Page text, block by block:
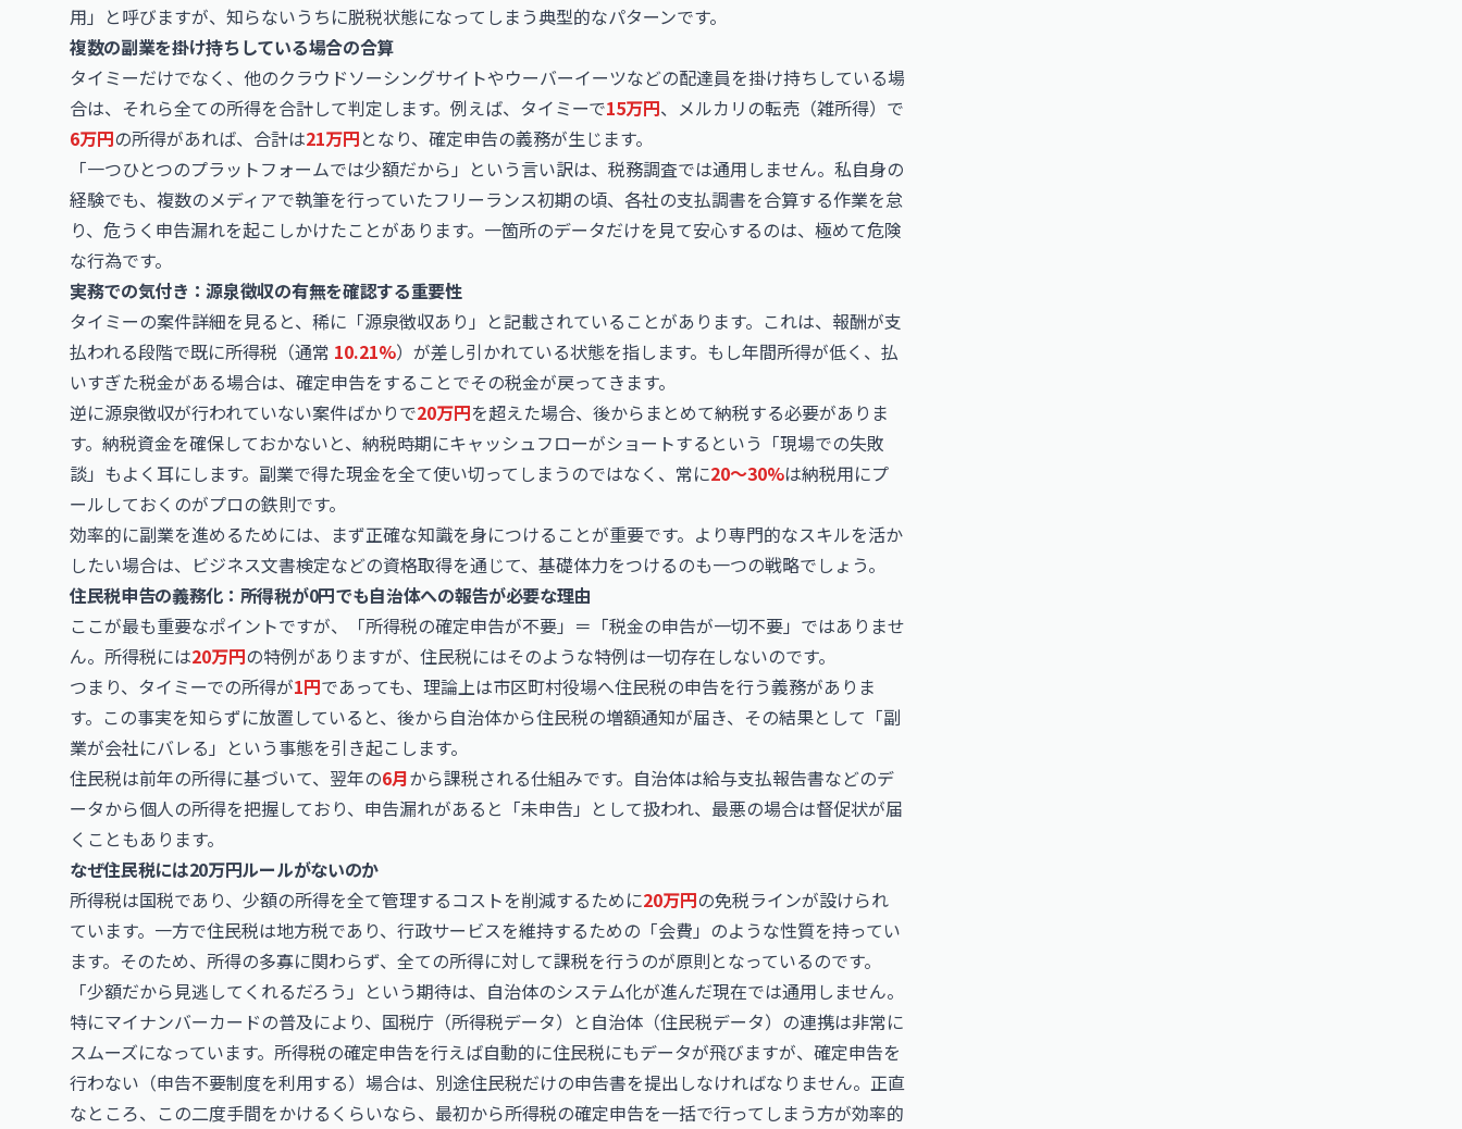
用」と呼びますが、知らないうちに脱税状態になってしまう典型的なパターンです。
複数の副業を掛け持ちしている場合の合算
タイミーだけでなく、他のクラウドソーシングサイトやウーバーイーツなどの配達員を掛け持ちしている場
合は、それら全ての所得を合計して判定します。例えば、タイミーで15万円、メルカリの転売（雑所得）で
6万円の所得があれば、合計は21万円となり、確定申告の義務が生じます。
「一つひとつのプラットフォームでは少額だから」という言い訳は、税務調査では通用しません。私自身の
経験でも、複数のメディアで執筆を行っていたフリーランス初期の頃、各社の支払調書を合算する作業を怠
り、危うく申告漏れを起こしかけたことがあります。一箇所のデータだけを見て安心するのは、極めて危険
な行為です。
実務での気付き：源泉徴収の有無を確認する重要性
タイミーの案件詳細を見ると、稀に「源泉徴収あり」と記載されていることがあります。これは、報酬が支
払われる段階で既に所得税（通常 10.21%）が差し引かれている状態を指します。もし年間所得が低く、払
いすぎた税金がある場合は、確定申告をすることでその税金が戻ってきます。
逆に源泉徴収が行われていない案件ばかりで20万円を超えた場合、後からまとめて納税する必要がありま
す。納税資金を確保しておかないと、納税時期にキャッシュフローがショートするという「現場での失敗
談」もよく耳にします。副業で得た現金を全て使い切ってしまうのではなく、常に20〜30%は納税用にプ
ールしておくのがプロの鉄則です。
効率的に副業を進めるためには、まず正確な知識を身につけることが重要です。より専門的なスキルを活か
したい場合は、 ビジネス文書検定などの資格取得を通じて、基礎体力をつけるのも一つの戦略でしょう。
住民税申告の義務化：所得税が0円でも自治体への報告が必要な理由
ここが最も重要なポイントですが、「所得税の確定申告が不要」＝「税金の申告が一切不要」ではありませ
ん。所得税には20万円の特例がありますが、住民税にはそのような特例は一切存在しないのです。
つまり、タイミーでの所得が1円であっても、理論上は市区町村役場へ住民税の申告を行う義務がありま
す。この事実を知らずに放置していると、後から自治体から住民税の増額通知が届き、その結果として「副
業が会社にバレる」という事態を引き起こします。
住民税は前年の所得に基づいて、翌年の6月から課税される仕組みです。自治体は給与支払報告書などのデ
ータから個人の所得を把握しており、申告漏れがあると「未申告」として扱われ、最悪の場合は督促状が届
くこともあります。
なぜ住民税には20万円ルールがないのか
所得税は国税であり、少額の所得を全て管理するコストを削減するために20万円の免税ラインが設けられ
ています。一方で住民税は地方税であり、行政サービスを維持するための「会費」のような性質を持ってい
ます。そのため、所得の多寡に関わらず、全ての所得に対して課税を行うのが原則となっているのです。
「少額だから見逃してくれるだろう」という期待は、自治体のシステム化が進んだ現在では通用しません。
特にマイナンバーカードの普及により、国税庁（所得税データ）と自治体（住民税データ）の連携は非常に
スムーズになっています。所得税の確定申告を行えば自動的に住民税にもデータが飛びますが、確定申告を
行わない（申告不要制度を利用する）場合は、別途住民税だけの申告書を提出しなければなりません。正直
なところ、この二度手間をかけるくらいなら、最初から所得税の確定申告を一括で行ってしまう方が効率的